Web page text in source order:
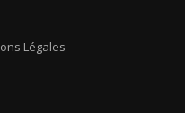
Légales